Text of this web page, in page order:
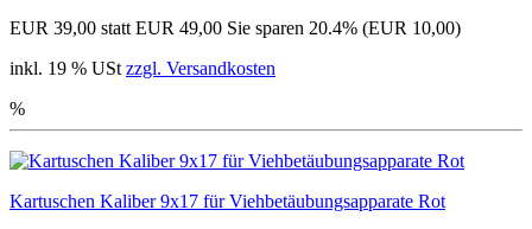
EUR 39,00 statt EUR 49,00 Sie sparen 20.4% (EUR 10,00)
inkl. 19 % USt zzgl. Versandkosten
%
Kartuschen Kaliber 9x17 für Viehbetäubungsapparate Rot